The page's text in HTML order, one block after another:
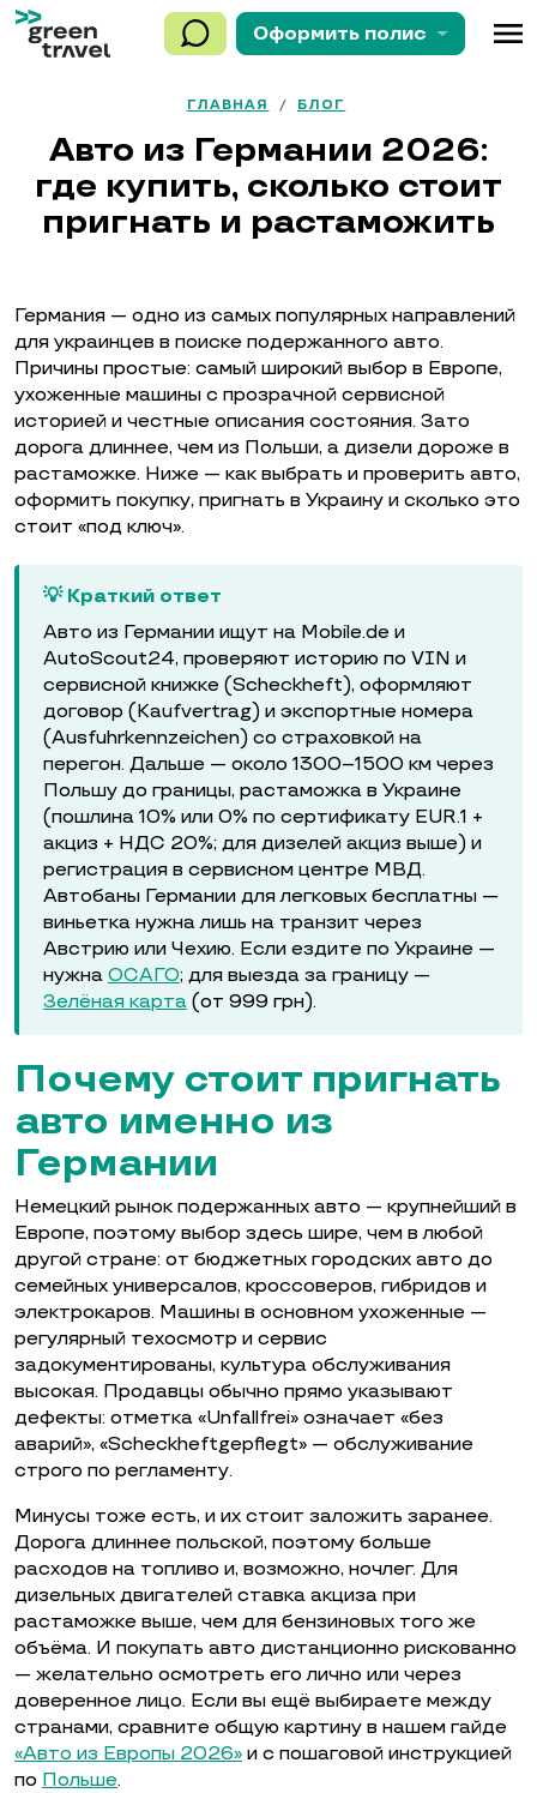
Оформить полис menu
ГЛАВНАЯ / БЛОГ
Авто из Германии 2026:
где купить, сколько стоит
пригнать и растаможить
Германия — одно из самых популярных направлений
для украинцев в поиске подержанного авто.
Причины простые: самый широкий выбор в Европе,
ухоженные машины с прозрачной сервисной
историей и честные описания состояния. Зато
дорога длиннее, чем из Польши, а дизели дороже в
растаможке. Ниже — как выбрать и проверить авто,
оформить покупку, пригнать в Украину и сколько это
стоит «под ключ».
💡 Краткий ответ
Авто из Германии ищут на Mobile.de и
AutoScout24, проверяют историю по VIN и
сервисной книжке (Scheckheft), оформляют
договор (Kaufvertrag) и экспортные номера
(Ausfuhrkennzeichen) со страховкой на
перегон. Дальше — около 1300–1500 км через
Польшу до границы, растаможка в Украине
(пошлина 10% или 0% по сертификату EUR.1 +
акциз + НДС 20%; для дизелей акциз выше) и
регистрация в сервисном центре МВД.
Автобаны Германии для легковых бесплатны —
виньетка нужна лишь на транзит через
Австрию или Чехию. Если ездите по Украине —
нужна ОСАГО; для выезда за границу —
Зелёная карта (от 999 грн).
Почему стоит пригнать
авто именно из
Германии
Немецкий рынок подержанных авто — крупнейший в
Европе, поэтому выбор здесь шире, чем в любой
другой стране: от бюджетных городских авто до
семейных универсалов, кроссоверов, гибридов и
электрокаров. Машины в основном ухоженные —
регулярный техосмотр и сервис
задокументированы, культура обслуживания
высокая. Продавцы обычно прямо указывают
дефекты: отметка «Unfallfrei» означает «без
аварий», «Scheckheftgepflegt» — обслуживание
строго по регламенту.
Минусы тоже есть, и их стоит заложить заранее.
Дорога длиннее польской, поэтому больше
расходов на топливо и, возможно, ночлег. Для
дизельных двигателей ставка акциза при
растаможке выше, чем для бензиновых того же
объёма. И покупать авто дистанционно рискованно
— желательно осмотреть его лично или через
доверенное лицо. Если вы ещё выбираете между
странами, сравните общую картину в нашем гайде
«Авто из Европы 2026» и с пошаговой инструкцией
по Польше.